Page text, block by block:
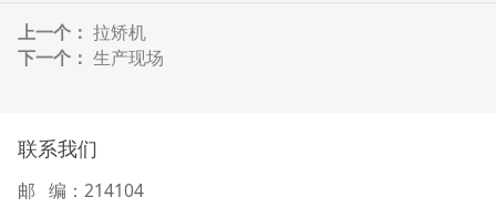
上一个： 拉矫机
下一个： 生产现场
联系我们
邮 编：214104